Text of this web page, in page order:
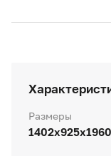
Размеры
1402х925х1960